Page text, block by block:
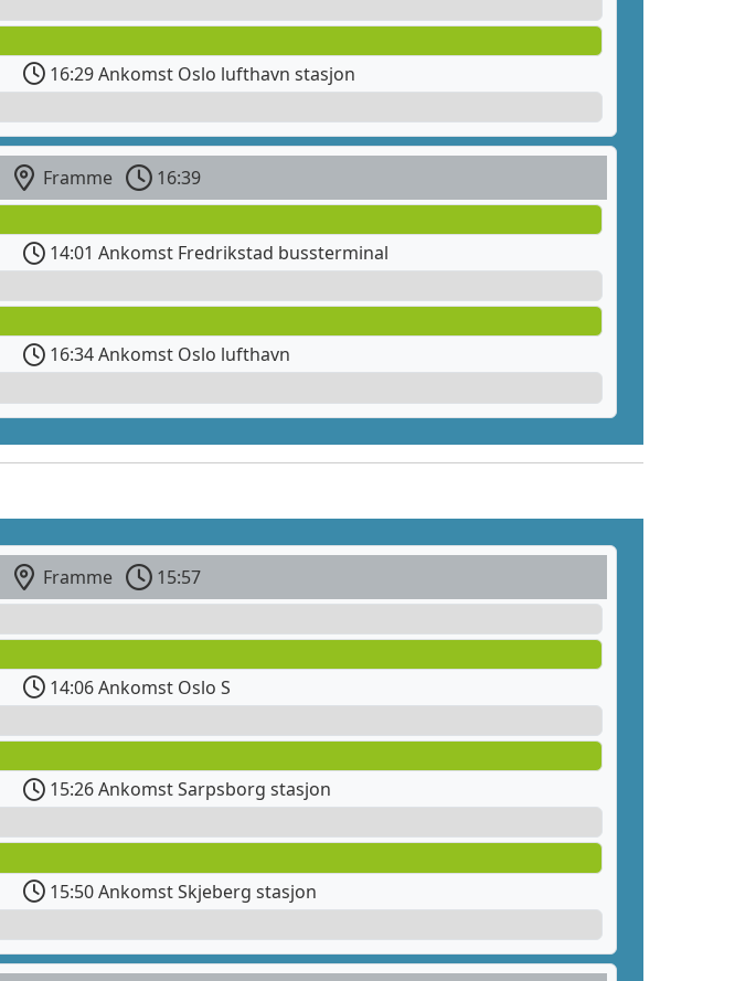
16:29 Ankomst Oslo lufthavn stasjon
Framme
16:39
14:01 Ankomst Fredrikstad bussterminal
16:34 Ankomst Oslo lufthavn
Framme
15:57
14:06 Ankomst Oslo S
15:26 Ankomst Sarpsborg stasjon
15:50 Ankomst Skjeberg stasjon